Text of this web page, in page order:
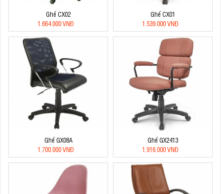
Ghế CX02
1.664.000 VNĐ
Ghế CX01
1.539.000 VNĐ
Ghế GX08A
1.700.000 VNĐ
Ghế GX2413
1.916.000 VNĐ